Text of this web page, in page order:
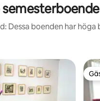
Dessa boenden har